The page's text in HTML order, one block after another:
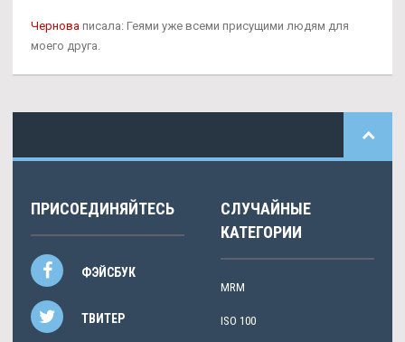
Чернова писала: Геями уже всеми присущими людям для
моего друга.
ПРИСОЕДИНЯЙТЕСЬ
ФЭЙСБУК
ТВИТЕР
СЛУЧАЙНЫЕ
КАТЕГОРИИ
MRM
ISO 100